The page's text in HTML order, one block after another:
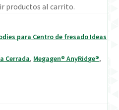
| Tienda Online!
productos al carrito.
para Centro de fresado Ideas
Cerrada, Megagen® AnyRidge®,